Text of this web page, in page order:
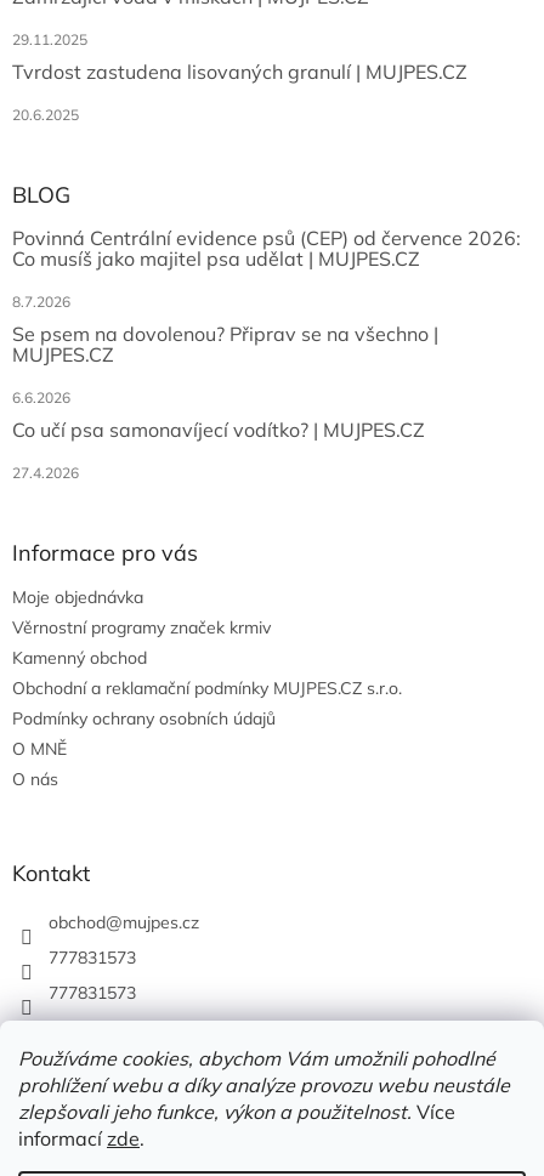
Používáme cookies, abychom Vám umožnili pohodlné
prohlížení webu a díky analýze provozu webu neustále
zlepšovali jeho funkce, výkon a použitelnost. Více
informacízde.
29.11.2025
Tvrdost zastudena lisovaných granulí | MUJPES.CZ
20.6.2025
BLOG
Povinná Centrální evidence psů (CEP) od července 2026:
Co musíš jako majitel psa udělat | MUJPES.CZ
8.7.2026
Se psem na dovolenou? Připrav se na všechno |
MUJPES.CZ
6.6.2026
Co učí psa samonavíjecí vodítko? | MUJPES.CZ
27.4.2026
Informace pro vás
Moje objednávka
Věrnostní programy značek krmiv
Kamenný obchod
Obchodní a reklamační podmínky MUJPES.CZ s.r.o.
Podmínky ochrany osobních údajů
O MNĚ
O nás
Kontakt
obchod@mujpes.cz
777831573
777831573